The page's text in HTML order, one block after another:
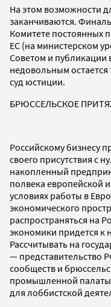
На этом возможности
заканчиваются.
Комитете постоянных
ЕС (на министерском
Советом и
недовольным
суд юстиции.
БРЮССЕЛЬСКОЕ
Российскому бизнесу
своего присутствия с
накопленный
полвека европейской
условиях работы в
экономического
распространяться на
экономики придется к
Рассчитывать на
— представительство
сообществ и
промышленной палаты
для лоббистской